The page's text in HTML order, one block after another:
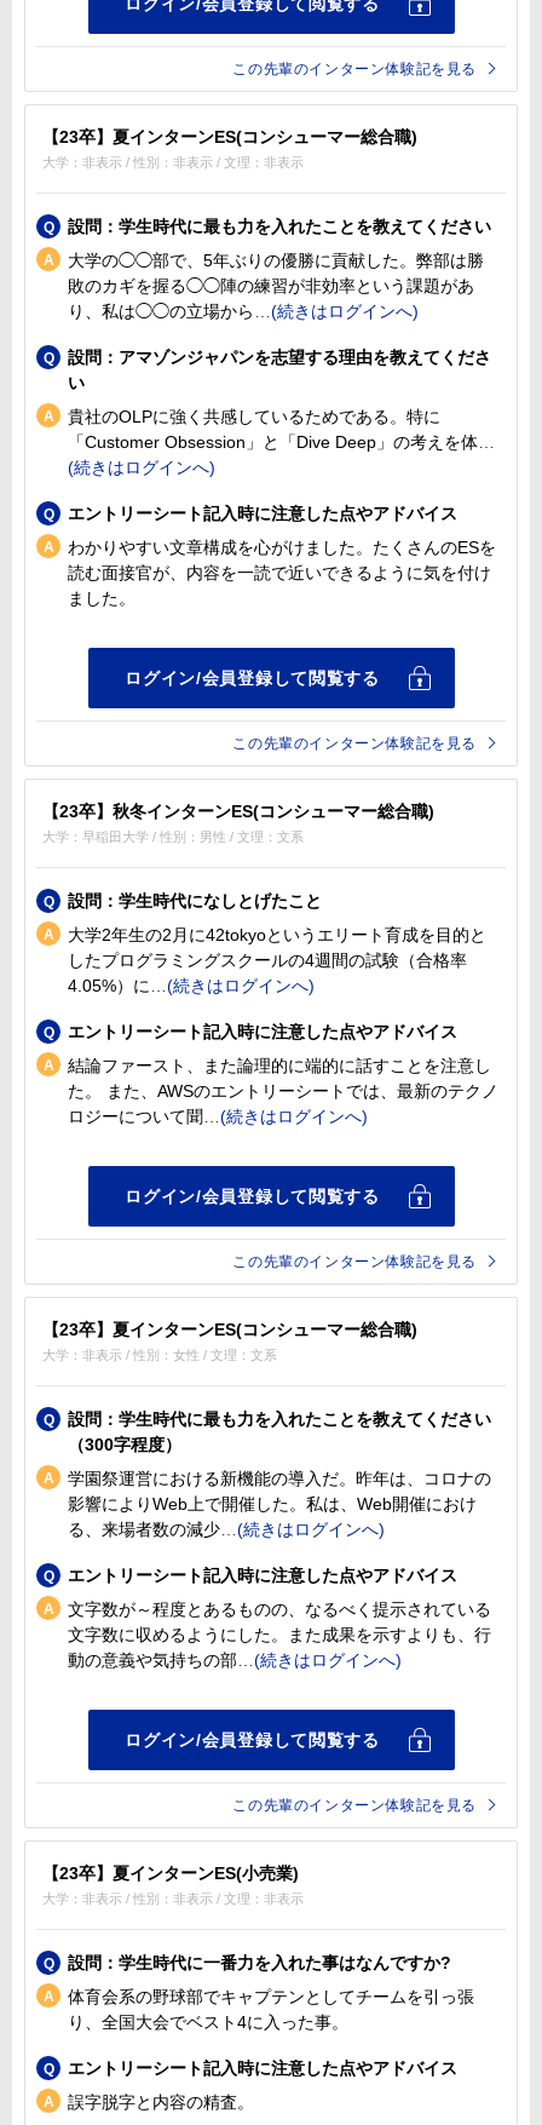
この先輩のインターン体験記を見る
【23卒】夏インターンES(コンシューマー総合職)
大学：非表示 / 性別：非表示 / 文理：非表示
設問：学生時代に最も力を入れたことを教えてください
大学の◯◯部で、5年ぶりの優勝に貢献した。弊部は勝
敗のカギを握る◯◯陣の練習が非効率という課題があ
り、私は◯◯の立場から
設問：アマゾンジャパンを志望する理由を教えてくださ
い
貴社のOLPに強く共感しているためである。特に
「Customer Obsession」と「Dive Deep」の考えを体
エントリーシート記入時に注意した点やアドバイス
わかりやすい文章構成を心がけました。たくさんのESを
読む面接官が、内容を一読で近いできるように気を付け
ました。
この先輩のインターン体験記を見る
【23卒】秋冬インターンES(コンシューマー総合職)
大学：早稲田大学 / 性別：男性 / 文理：文系
設問：学生時代になしとげたこと
大学2年生の2月に42tokyoというエリート育成を目的と
したプログラミングスクールの4週間の試験（合格率
4.05%）に
エントリーシート記入時に注意した点やアドバイス
結論ファースト、また論理的に端的に話すことを注意し
た。 また、AWSのエントリーシートでは、最新のテクノ
ロジーについて聞
この先輩のインターン体験記を見る
【23卒】夏インターンES(コンシューマー総合職)
大学：非表示 / 性別：女性 / 文理：文系
設問：学生時代に最も力を入れたことを教えてください
（300字程度）
学園祭運営における新機能の導入だ。昨年は、コロナの
影響によりWeb上で開催した。私は、Web開催におけ
る、来場者数の減少
エントリーシート記入時に注意した点やアドバイス
文字数が～程度とあるものの、なるべく提示されている
文字数に収めるようにした。また成果を示すよりも、行
動の意義や気持ちの部
この先輩のインターン体験記を見る
【23卒】夏インターンES(小売業)
大学：非表示 / 性別：非表示 / 文理：非表示
設問：学生時代に一番力を入れた事はなんですか?
体育会系の野球部でキャプテンとしてチームを引っ張
り、全国大会でベスト4に入った事。
エントリーシート記入時に注意した点やアドバイス
誤字脱字と内容の精査。